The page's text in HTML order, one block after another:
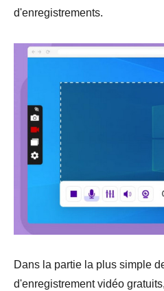
d'enregistrements.
Dans la partie la plus simple
d'enregistrement vidéo gratuits,